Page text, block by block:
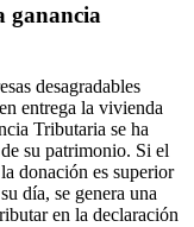
ganancia
desagradables
entrega la vivienda
Tributaria se ha
su patrimonio. Si el
donación es superior
día, se genera una
en la declaración